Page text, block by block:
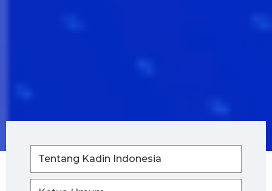
Tentang Kadin Indonesia